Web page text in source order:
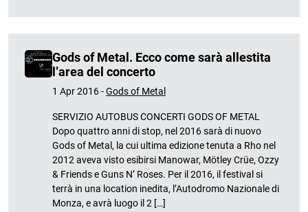
Gods of Metal. Ecco come sarà allestita
l’area del concerto
1 Apr 2016 -Gods of Metal
SERVIZIO AUTOBUS CONCERTI GODS OF METAL
Dopo quattro anni di stop, nel 2016 sarà di nuovo
Gods of Metal, la cui ultima edizione tenuta a Rho nel
2012 aveva visto esibirsi Manowar, Mötley Crüe, Ozzy
& Friends e Guns N’ Roses. Per il 2016, il festival si
terrà in una location inedita, l’Autodromo Nazionale di
Monza, e avrà luogo il 2 […]